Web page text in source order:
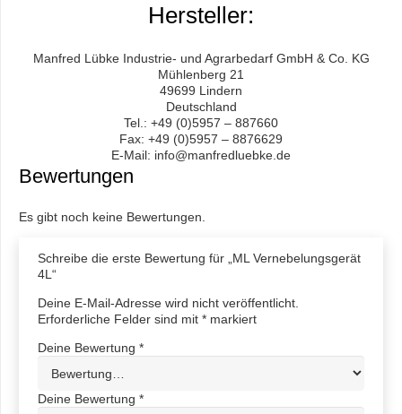
Hersteller:
Manfred Lübke Industrie- und Agrarbedarf GmbH & Co. KG
Mühlenberg 21
49699 Lindern
Deutschland
Tel.: +49 (0)5957 – 887660
Fax: +49 (0)5957 – 8876629
E-Mail: info@manfredluebke.de
Bewertungen
Es gibt noch keine Bewertungen.
Schreibe die erste Bewertung für „ML Vernebelungsgerät
4L“
Deine E-Mail-Adresse wird nicht veröffentlicht.
Erforderliche Felder sind mit * markiert
Deine Bewertung *
Deine Bewertung *